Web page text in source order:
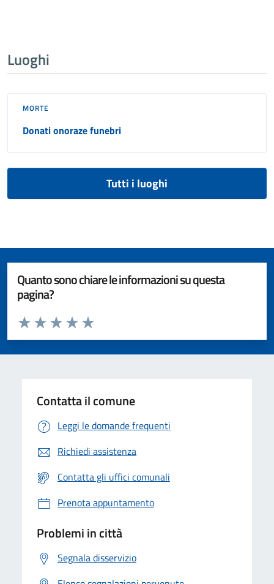
Luoghi
MORTE
Donati onoraze funebri
Tutti i luoghi
Quanto sono chiare le informazioni su questa
pagina?
Valuta da 1 a 5 stelle la pagina
Valuta 5 stelle su 5
Valuta 4 stelle su 5
Valuta 3 stelle su 5
Valuta 2 stelle su 5
Valuta 1 stelle su 5
Contatta il comune
Leggi le domande frequenti
Richiedi assistenza
Contatta gli uffici comunali
Prenota appuntamento
Problemi in città
Segnala disservizio